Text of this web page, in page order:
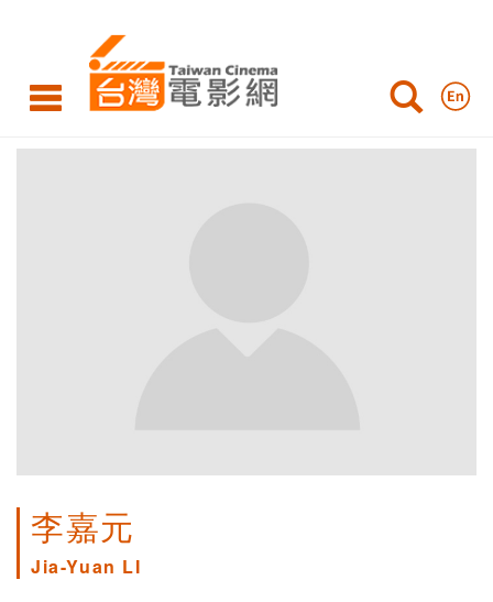
李嘉元
Jia-Yuan LI